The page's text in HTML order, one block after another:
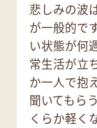
悲しみの波
が一般的で
い状態が何
常生活が立
か一人で抱
聞いてもら
くらか軽く